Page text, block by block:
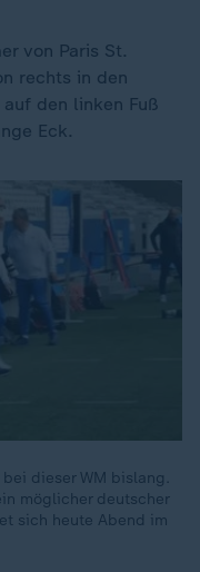
von Paris St.
rechts in den
den linken Fuß
Eck.
dieser WM bislang.
möglicher deutscher
sich heute Abend im